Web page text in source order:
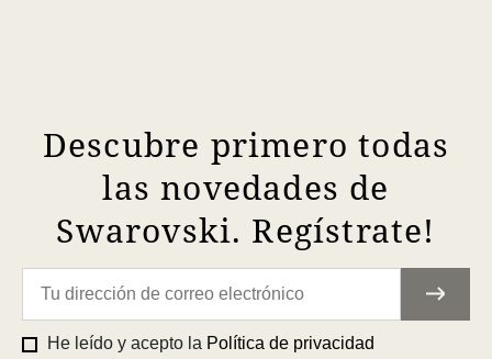
Descubre primero todas
las novedades de
Swarovski. Regístrate!
He leído y acepto la Política de privacidad